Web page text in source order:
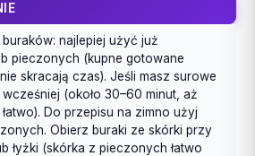
najlepiej użyć już
pieczonych (kupne gotowane
skracają czas). Jeśli masz surowe
(około 30–60 minut, aż
Do przepisu na zimno użyj
Obierz buraki ze skórki przy
łyżki (skórka z pieczonych łatwo